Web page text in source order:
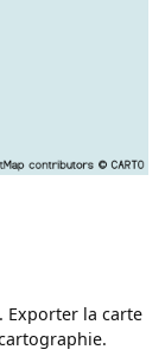
Exporter la carte